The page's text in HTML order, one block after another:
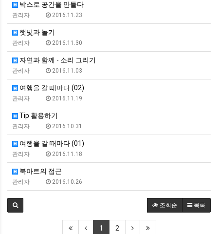
박스로 공간을 만들다
관리자 2016.11.23
햇빛과 놀기
관리자 2016.11.30
자연과 함께 - 소리 그리기
관리자 2016.11.03
여행을 갈 때마다 (02)
관리자 2016.11.19
Tip 활용하기
관리자 2016.10.31
여행을 갈 때마다 (01)
관리자 2016.11.18
북아트의 접근
관리자 2016.10.26
조회순 목록
1 2